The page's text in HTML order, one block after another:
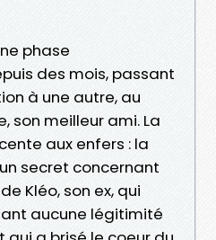
phase
des mois, passant
à une autre, au
son meilleur ami. La
aux enfers : la
secret concernant
Kléo, son ex, qui
aucune légitimité